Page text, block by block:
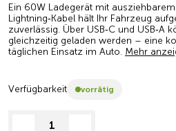
Ein 60W Ladegerät mit
Lightning‑Kabel hält Ihr Fahrzeug
zuverlässig. Über USB‑C und USB‑A
gleichzeitig geladen werden – eine
täglichen Einsatz im Auto. Mehr
Verfügbarkeit vorrätig